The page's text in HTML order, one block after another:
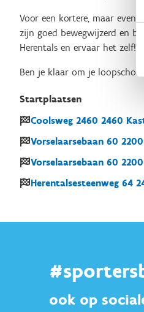
Voor een kortere, maar even
zijn goed bewegwijzerd en
Herentals en ervaar het zelf!
Ben je klaar om je
Startplaatsen
Coolsweg 2460 2460
Vorselaarsebaan 60 2200
Vorselaarsebaan 60 2200
Herentalsesteenweg 64
ook op